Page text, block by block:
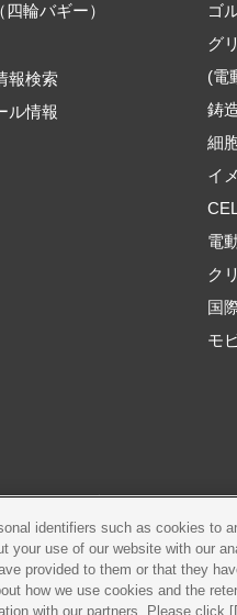
四輪バギー）
報検索
ル情報
ゴ
グ
(電
鋳
細
イ
電
ク
国
モ
ご利用規約
identifiers such as cookies to
your use of our website with our
provided to them or that they
how we use cookies and the
with our partners. Please click